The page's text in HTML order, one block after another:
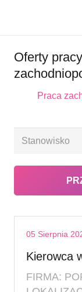
Oferty
Praca
05 Sierpnia
Kierowca
FIRMA: